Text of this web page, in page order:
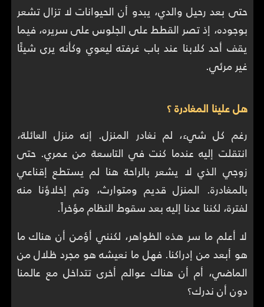
حتى بعد رحيل والدي، يبدو أن الحيوانات لا تزال تشعر
بوجوده، إذ تصر القطط على الجلوس على سريره، فيما
يقف أحد كلابنا عند باب غرفته ليعوي وكأنه يرى شيئًا
غير مرئي.
هل علينا المغادرة ؟
رغم كل شيء، لم نغادر المنزل. إنه منزل العائلة،
انتقلت إليه عندما كنت في التاسعة من عمري. حتى
زوجي الذي لا يشعر بالراحة هنا لم يستطع إقناعي
بالمغادرة. المنزل قديم ومتوارث، وتم إخلاؤنا منه
لفترة، لكننا عدنا إليه بعد سقوط النظام مؤخراً.
لا أعلم ما سر هذه الظواهر، لكنني أؤمن أن هناك ما
هو أبعد من إدراكنا. فهل ما نعيشه هو مجرد ظلال من
الماضي، أم أن هناك عوالم أخرى تتداخل مع عالمنا
دون أن ندرك؟